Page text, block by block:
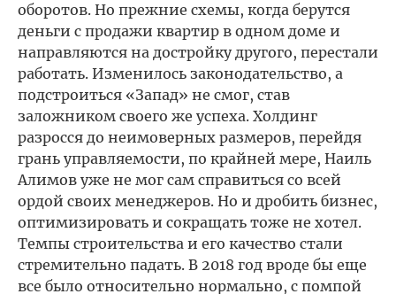
оборотов. Но прежние схемы, когда берутся
деньги с продажи квартир в одном доме и
направляются на достройку другого, перестали
работать. Изменилось законодательство, а
подстроиться «Запад» не смог, став
заложником своего же успеха. Холдинг
разросся до неимоверных размеров, перейдя
грань управляемости, по крайней мере, Наиль
Алимов уже не мог сам справиться со всей
ордой своих менеджеров. Но и дробить бизнес,
оптимизировать и сокращать тоже не хотел.
Темпы строительства и его качество стали
стремительно падать. В 2018 год вроде бы еще
все было относительно нормально, с помпой